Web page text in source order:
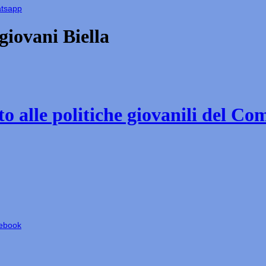
Biella
alle politiche giovanili del